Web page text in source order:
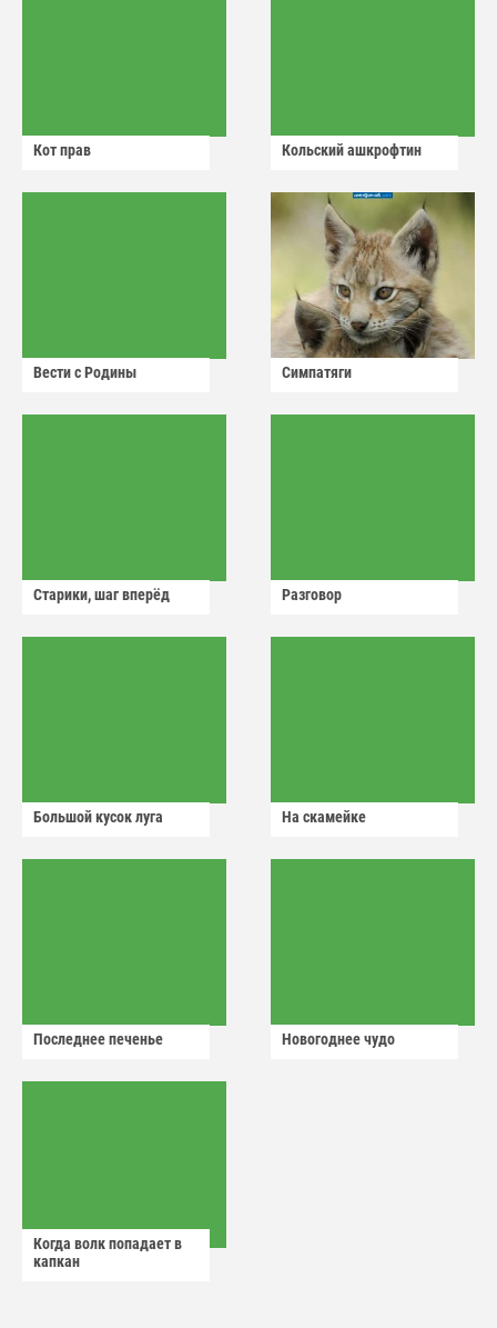
Кот прав Кольский ашкрофтин
Вести с Родины Симпатяги
Старики, шаг вперёд Разговор
Большой кусок луга На скамейке
Последнее печенье Новогоднее чудо
Когда волк попадает в
капкан